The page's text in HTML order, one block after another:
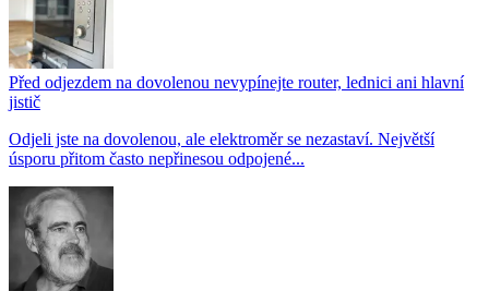
Před odjezdem na dovolenou nevypínejte router, lednici ani hlavní
jistič
Odjeli jste na dovolenou, ale elektroměr se nezastaví. Největší
úsporu přitom často nepřinesou odpojené...